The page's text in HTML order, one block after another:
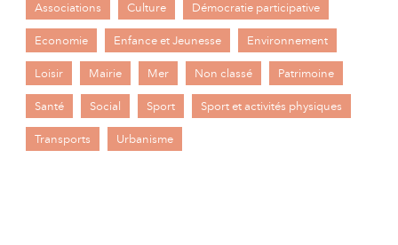
Associations Culture Démocratie participative
Economie Enfance et Jeunesse Environnement
Loisir Mairie Mer Non classé Patrimoine
Santé Social Sport Sport et activités physiques
Transports Urbanisme